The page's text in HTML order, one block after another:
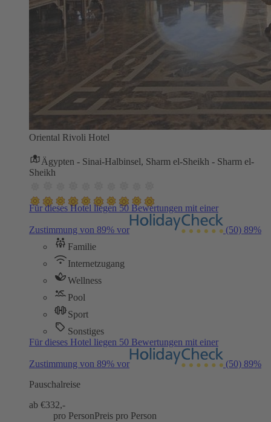
Oriental Rivoli Hotel
Ägypten - Sinai-Halbinsel, Sharm el-Sheikh - Sharm el-
Sheikh
Für dieses Hotel liegen 50 Bewertungen mit einer
Zustimmung von 89% vor (50) 89%
Familie
Internetzugang
Wellness
Pool
Sport
Sonstiges
Für dieses Hotel liegen 50 Bewertungen mit einer
Zustimmung von 89% vor (50) 89%
Pauschalreise
ab €332,-
pro PersonPreis pro Person